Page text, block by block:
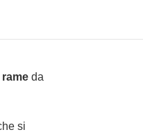
rame da
si